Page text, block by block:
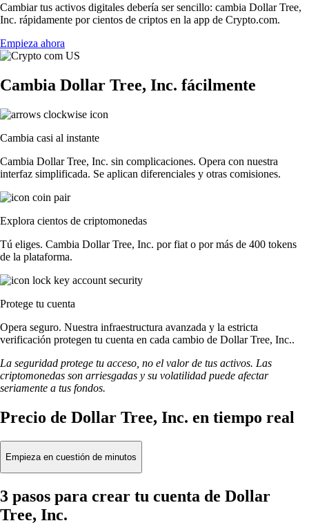
Cambiar tus activos digitales debería ser sencillo: cambia Dollar Tree,
Inc. rápidamente por cientos de criptos en la app de Crypto.com.
Empieza ahora
Cambia Dollar Tree, Inc. fácilmente
Cambia casi al instante
Cambia Dollar Tree, Inc. sin complicaciones. Opera con nuestra
interfaz simplificada. Se aplican diferenciales y otras comisiones.
Explora cientos de criptomonedas
Tú eliges. Cambia Dollar Tree, Inc. por fiat o por más de 400 tokens
de la plataforma.
Protege tu cuenta
Opera seguro. Nuestra infraestructura avanzada y la estricta
verificación protegen tu cuenta en cada cambio de Dollar Tree, Inc..
La seguridad protege tu acceso, no el valor de tus activos. Las
criptomonedas son arriesgadas y su volatilidad puede afectar
seriamente a tus fondos.
Precio de Dollar Tree, Inc. en tiempo real
Empieza en cuestión de minutos
3 pasos para crear tu cuenta de Dollar
Tree, Inc.